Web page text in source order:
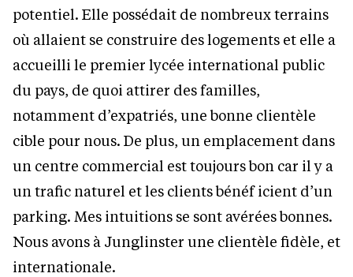
potentiel. Elle possédait de nombreux terrains
où allaient se construire des logements et elle a
accueilli le premier lycée international public
du pays, de quoi attirer des familles,
notamment d’expatriés, une bonne clientèle
cible pour nous. De plus, un emplacement dans
un centre commercial est toujours bon car il y a
un trafic naturel et les clients bénéf icient d’un
parking. Mes intuitions se sont avérées bonnes.
Nous avons à Junglinster une clientèle fidèle, et
internationale.